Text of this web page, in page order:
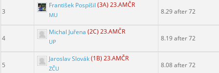
3
František Pospíšil (3A) 23.AMČR
MU 8.29 after 72
4
Michal Juřena (2C) 23.AMČR
UP 8.19 after 72
5
Jaroslav Slovák(1B) 23.AMČR
ZČU 8.08 after 72